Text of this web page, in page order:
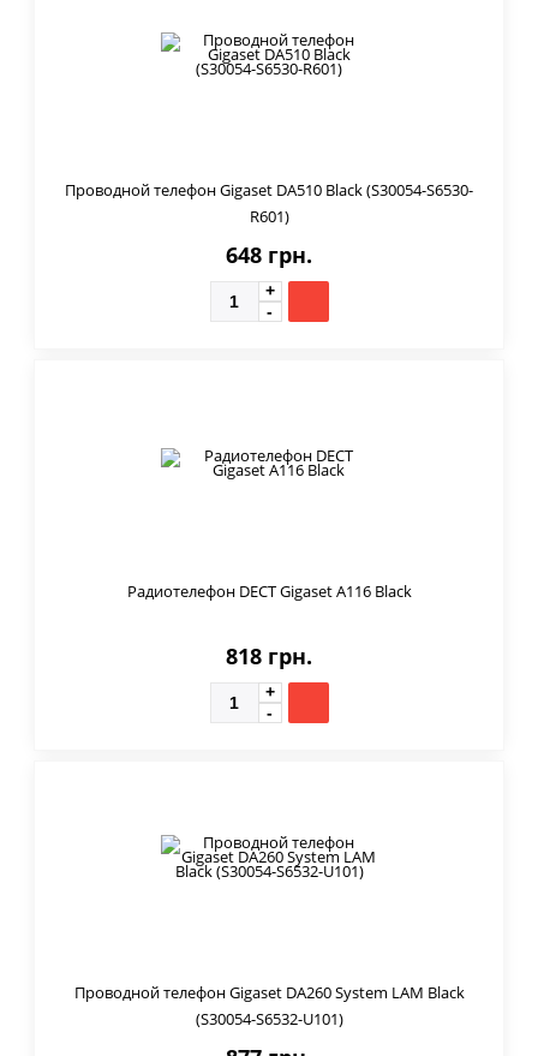
Проводной телефон Gigaset DA510 Black (S30054-S6530-
R601)
648 грн.
Радиотелефон DECT Gigaset A116 Black
818 грн.
Проводной телефон Gigaset DA260 System LAM Black
(S30054-S6532-U101)